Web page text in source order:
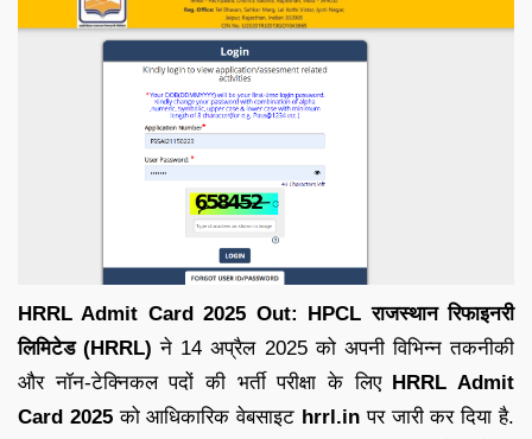
HRRL Admit Card 2025 Out: HPCL राजस्थान रिफाइनरी
लिमिटेड (HRRL) ने 14 अप्रैल 2025 को अपनी विभिन्न तकनीकी
और नॉन-टेक्निकल पदों की भर्ती परीक्षा के लिए HRRL Admit
Card 2025को आधिकारिक वेबसाइट hrrl.inपर जारी कर दिया है.